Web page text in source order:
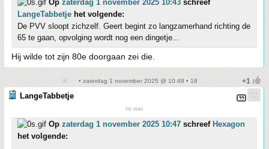
Op zaterdag 1 november 2025 10:43 schreef
LangeTabbetje het volgende:
De PVV sloopt zichzelf. Geert begint zo langzamerhand richting de
65 te gaan, opvolging wordt nog een dingetje...
Hij wilde tot zijn 80e doorgaan zei die.
• zaterdag 1 november 2025 @ 10:48 • 18
LangeTabbetje
tis wat
Op zaterdag 1 november 2025 10:47 schreef Hexagon
het volgende: